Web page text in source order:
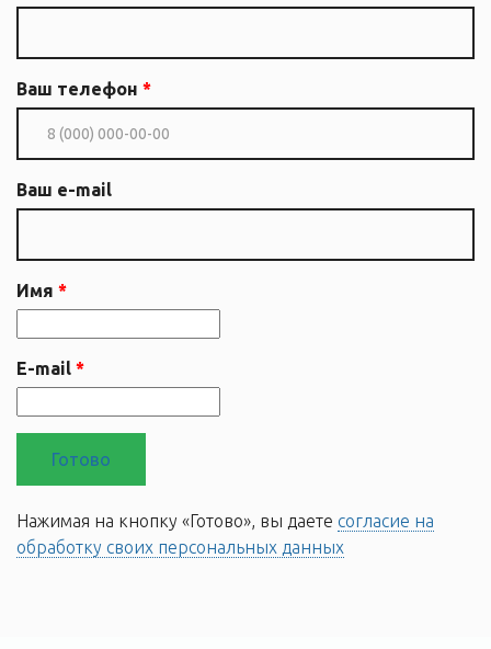
Ваш телефон
Ваш e-mail
Имя
E-mail
Нажимая на кнопку «Готово», вы даете согласие на
обработку своих персональных данных